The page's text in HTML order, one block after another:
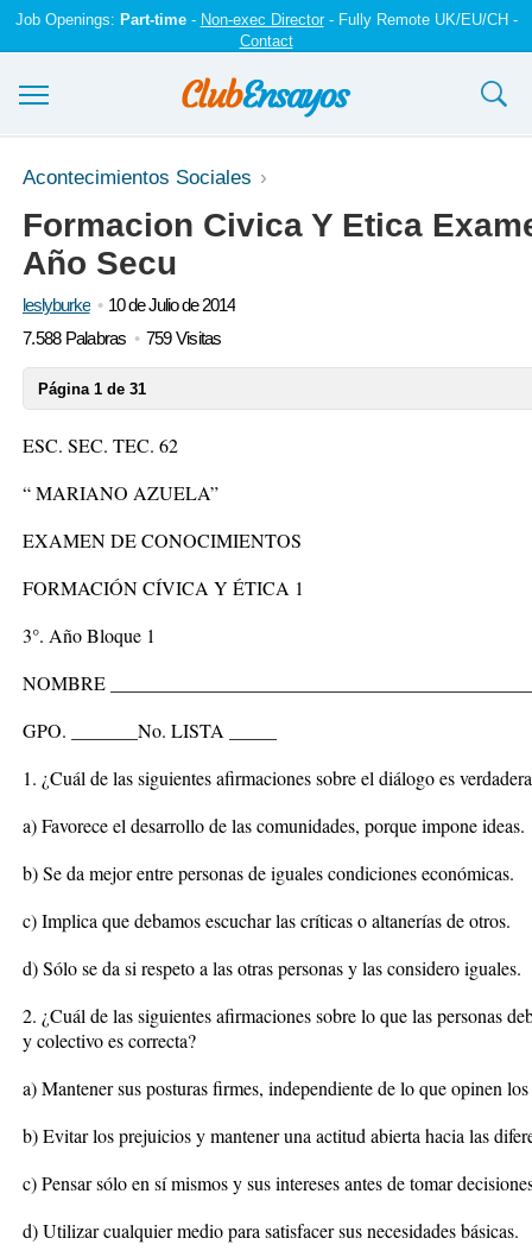
Job Openings: Part-time- Non-exec Director- Fully Remote UK/EU/CH -
Contact
Ensayos y trabajos
Registrarse
Iniciar sesión
Acontecimientos Sociales
Formacion Civica Y Etica
Año Secu
leslyburke
10 de Julio de 2014
7.588 Palabras
759 Visitas
Página 1 de 31
ESC. SEC. TEC. 62
“ MARIANO AZUELA”
EXAMEN DE CONOCIMIENTOS
FORMACIÓN CÍVICA Y ÉTICA 1
3°. Año Bloque 1
NOMBRE
GPO. _______No. LISTA _____
1. ¿Cuál de las siguientes afirmaciones sobre el diálogo es
a) Favorece el desarrollo de las comunidades, porque impone ideas.
b) Se da mejor entre personas de iguales condiciones económicas.
c) Implica que debamos escuchar las críticas o altanerías de otros.
d) Sólo se da si respeto a las otras personas y las considero iguales.
2. ¿Cuál de las siguientes afirmaciones sobre lo que las personas
y colectivo es correcta?
a) Mantener sus posturas firmes, independiente de lo que opinen los
b) Evitar los prejuicios y mantener una actitud abierta hacia las
c) Pensar sólo en sí mismos y sus intereses antes de tomar
d) Utilizar cualquier medio para satisfacer sus necesidades básicas.